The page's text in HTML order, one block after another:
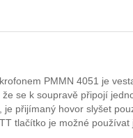
PMMN 4051 je
se k soupravě připojí
přijímaný hovor slyšet
tlačítko je možné